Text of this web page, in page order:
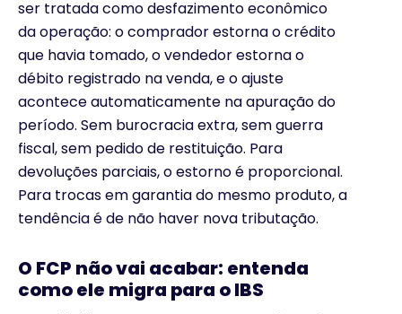
ser tratada como desfazimento econômico
da operação: o comprador estorna o crédito
que havia tomado, o vendedor estorna o
débito registrado na venda, e o ajuste
acontece automaticamente na apuração do
período. Sem burocracia extra, sem guerra
fiscal, sem pedido de restituição. Para
devoluções parciais, o estorno é proporcional.
Para trocas em garantia do mesmo produto, a
tendência é de não haver nova tributação.
O FCP não vai acabar: entenda
como ele migra para o IBS